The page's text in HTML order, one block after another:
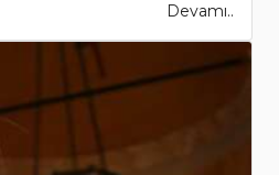
Devamı..